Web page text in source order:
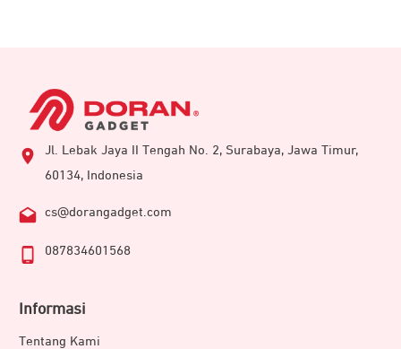
Jl. Lebak Jaya II Tengah No. 2, Surabaya, Jawa Timur,
60134, Indonesia
cs@dorangadget.com
087834601568
Informasi
Tentang Kami